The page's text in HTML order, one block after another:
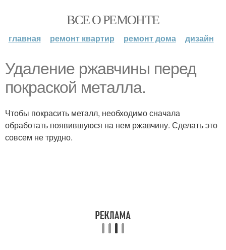
ВСЕ О РЕМОНТЕ
главная ремонт квартир ремонт дома дизайн
Удаление ржавчины перед
покраской металла.
Чтобы покрасить металл, необходимо сначала
обработать появившуюся на нем ржавчину. Сделать это
совсем не трудно.